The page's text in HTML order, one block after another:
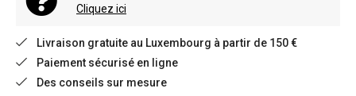
Cliquez ici
Livraison gratuite au Luxembourg à partir de 150 €
Paiement sécurisé en ligne
Des conseils sur mesure